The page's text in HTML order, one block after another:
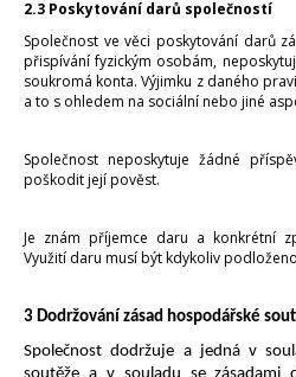
2.3 Poskytování darů společností
Společnost ve věci poskytování darů
přispívání fyzickým osobám,
soukromá konta. Výjimku z daného
a to s ohledem na sociální nebo jiné
Společnost neposkytuje žádné
poškodit její pověst.
Je znám příjemce daru a konkrétní
Využití daru musí být kdykoliv
3 Dodržování zásad hospodářské
Společnost dodržuje a jedná v